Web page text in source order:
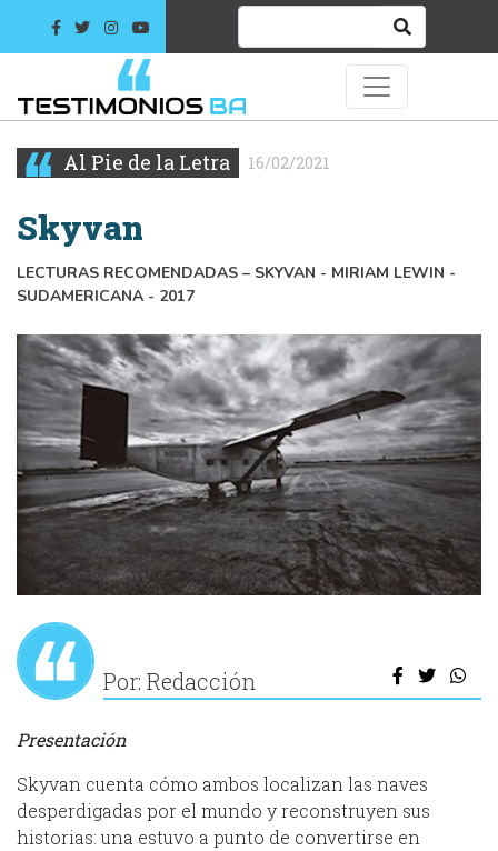
Al Pie de la Letra 16/02/2021
Skyvan
LECTURAS RECOMENDADAS – SKYVAN - MIRIAM LEWIN -
SUDAMERICANA - 2017
Por: Redacción
Presentación
Skyvan cuenta cómo ambos localizan las naves
desperdigadas por el mundo y reconstruyen sus
historias: una estuvo a punto de convertirse en